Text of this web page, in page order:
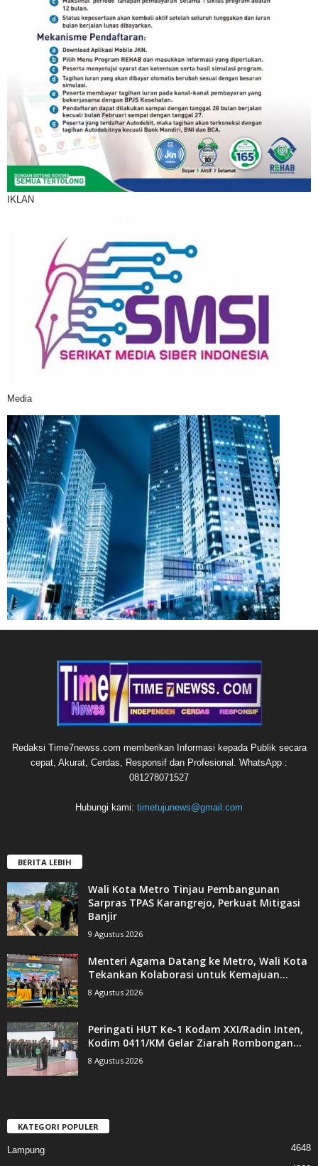
IKLAN
Media
Redaksi Time7newss.com memberikan Informasi kepada Publik secara
cepat, Akurat, Cerdas, Responsif dan Profesional. WhatsApp :
081278071527
Hubungi kami: timetujunews@gmail.com
BERITA LEBIH
Wali Kota Metro Tinjau Pembangunan
Sarpras TPAS Karangrejo, Perkuat Mitigasi
Banjir
9 Agustus 2026
Menteri Agama Datang ke Metro, Wali Kota
Tekankan Kolaborasi untuk Kemajuan...
8 Agustus 2026
Peringati HUT Ke-1 Kodam XXI/Radin Inten,
Kodim 0411/KM Gelar Ziarah Rombongan...
8 Agustus 2026
KATEGORI POPULER
Lampung 4648